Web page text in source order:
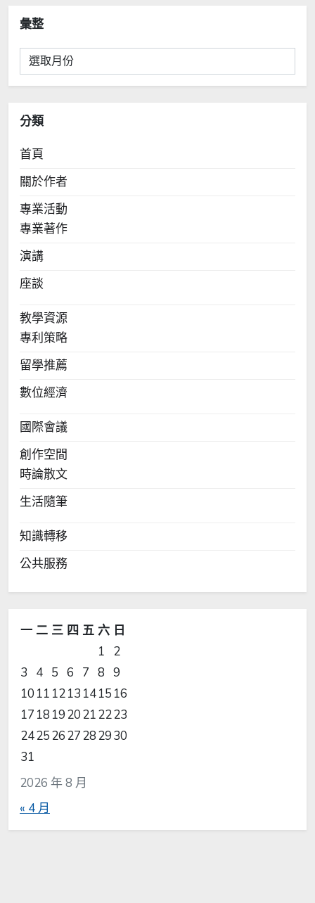
彙整
彙
整
分類
首頁
關於作者
專業活動
專業著作
演講
座談
教學資源
專利策略
留學推薦
數位經濟
國際會議
創作空間
時論散文
生活隨筆
知識轉移
公共服務
2026 年 8 月
一 二 三 四 五 六 日
1
2
3
4 5 6 7 8 9
10 11 1213 1415 16
17 18 1920212223
24252627282930
31
« 4 月